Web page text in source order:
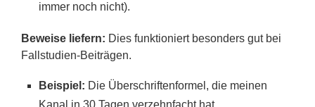
immer noch nicht).
Beweise liefern: Dies funktioniert besonders gut bei
Fallstudien-Beiträgen.
Beispiel: Die Überschriftenformel, die meinen
Kanal in 30 Tagen verzehnfacht hat